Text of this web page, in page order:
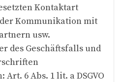
Kontaktart
Kommunikation mit
usw.
des Geschäftsfalls und
6 Abs. 1 lit. a DSGVO